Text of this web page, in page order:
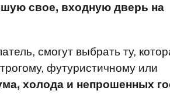
свое, входную дверь на
смогут выбрать ту,
футуристичному или
холода и непрошенных